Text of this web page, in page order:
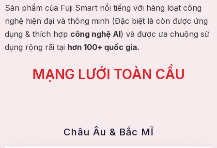
Sản phẩm của Fuji Smart nổi tiếng với hàng loạt công
nghệ hiện đại và thông minh (Đặc biệt là còn được ứng
dụng & thích hợp công nghệ AI) và được ưa chuộng sử
dụng rộng rãi tại hơn 100+ quốc gia.
MẠNG LƯỚI TOÀN CẦU
Châu Âu & Bắc MĨ